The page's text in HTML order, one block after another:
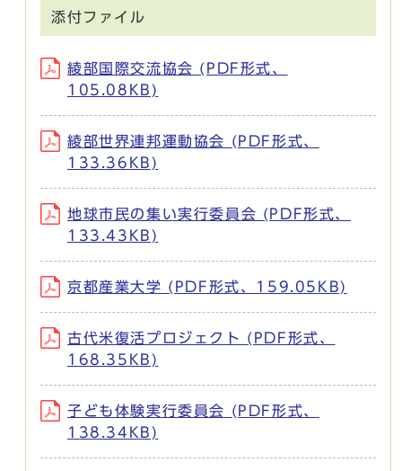
添付ファイル
綾部国際交流協会 (PDF形式、
105.08KB)
綾部世界連邦運動協会 (PDF形式、
133.36KB)
地球市民の集い実行委員会 (PDF形式、
133.43KB)
京都産業大学 (PDF形式、159.05KB)
古代米復活プロジェクト (PDF形式、
168.35KB)
子ども体験実行委員会 (PDF形式、
138.34KB)